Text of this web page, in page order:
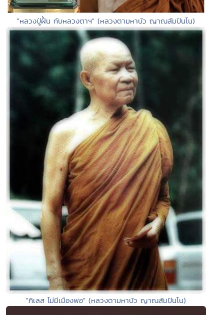
"หลวงปู่ฝั้น กับหลวงตาฯ" (หลวงตามหาบัว ญาณสัมปันโน)
"กิเลส ไม่มีเมืองพอ" (หลวงตามหาบัว ญาณสัมปันโน)